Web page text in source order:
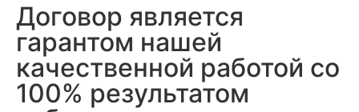
Договор является
гарантом нашей
качественной работой со
100% результатом